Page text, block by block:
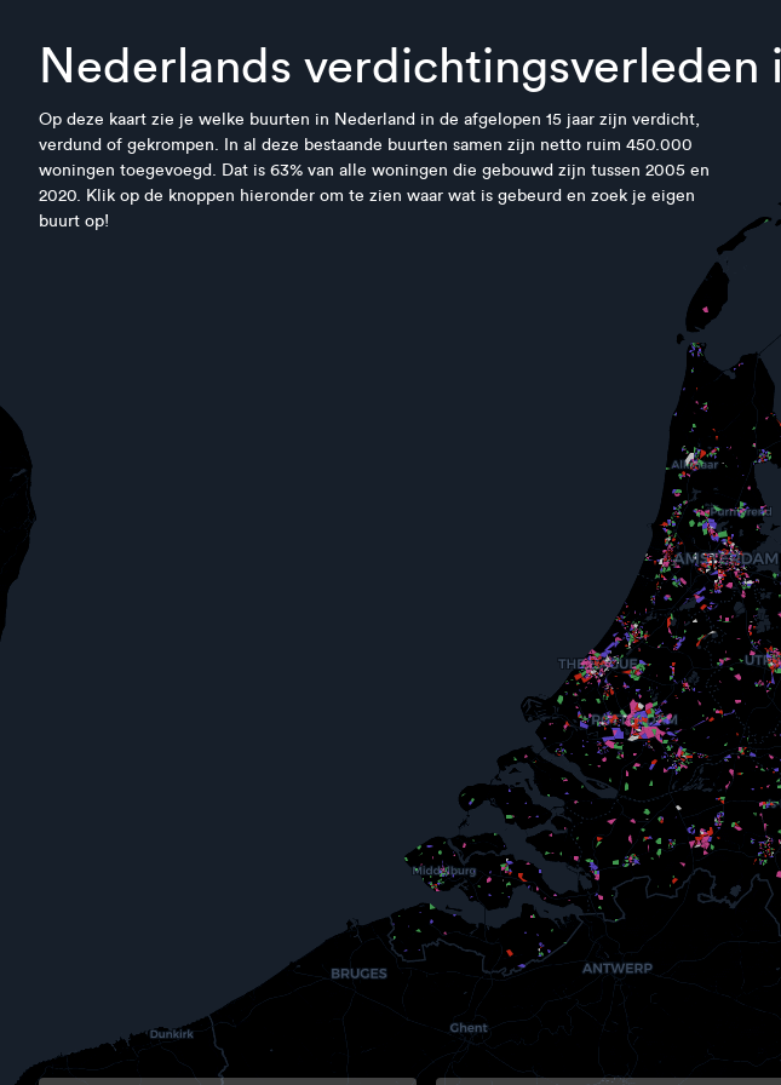
Nederlands verdichtingsverleden
Op deze kaart zie je welke buurten in Nederland in de afgelopen 15 jaar zijn verdicht,
verdund of gekrompen. In al deze bestaande buurten samen zijn netto ruim 450.000
woningen toegevoegd. Dat is 63% van alle woningen die gebouwd zijn tussen 2005 en
2020. Klik op de knoppen hieronder om te zien waar wat is gebeurd en zoek je eigen
buurt op!